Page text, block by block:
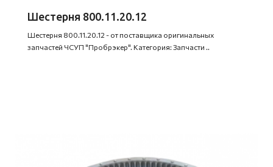
Шестерня 800.11.20.12
Шестерня 800.11.20.12 - от поставщика оригинальных
запчастей ЧСУП "Пробрэкер". Категория: Запчасти ..